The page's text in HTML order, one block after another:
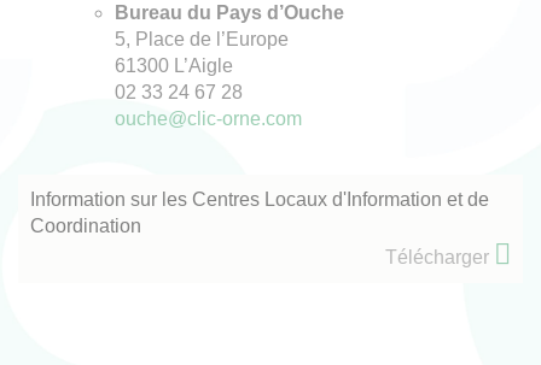
Bureau du Pays d’Ouche
5, Place de l’Europe
61300 L’Aigle
02 33 24 67 28
ouche@clic-orne.com
Information sur les Centres Locaux d'Information et de
Coordination
Télécharger